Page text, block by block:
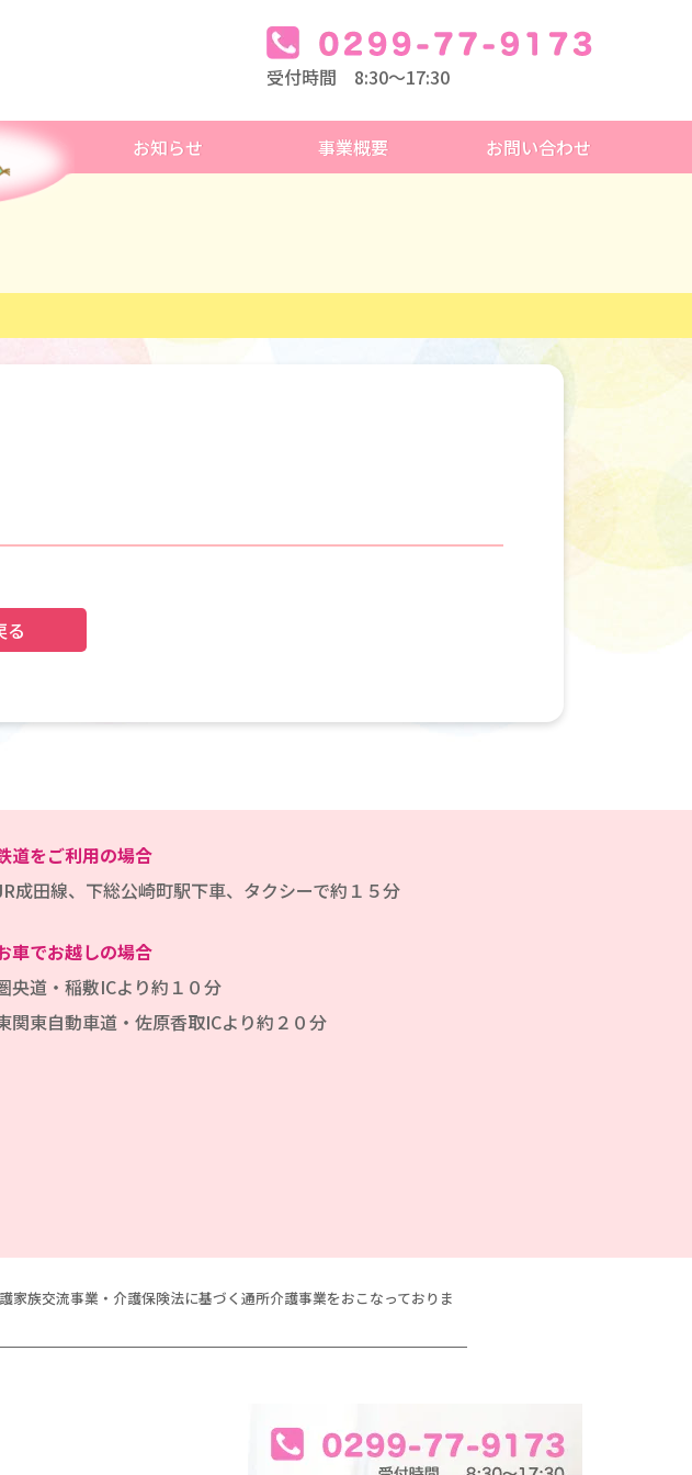
受付時間 8:30～17:30
お知らせ 事業概要 お問い合わせ
る
道をご利用の場合
成田線、下総公崎町駅下車、タクシーで約１５分
車でお越しの場合
央道・稲敷ICより約１０分
関東自動車道・佐原香取ICより約２０分
族交流事業・介護保険法に基づく通所介護事業をおこなっておりま